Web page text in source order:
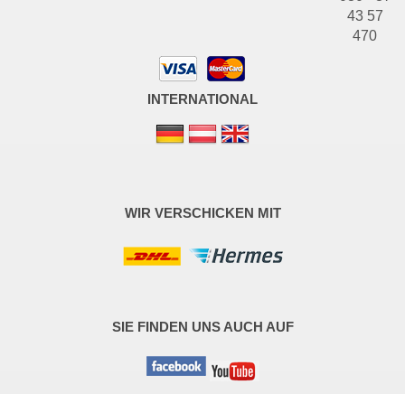
43 57
470
INTERNATIONAL
WIR VERSCHICKEN MIT
SIE FINDEN UNS AUCH AUF